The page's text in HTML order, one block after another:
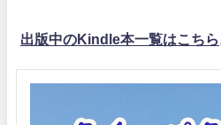
出版中のKindle本一覧はこちら